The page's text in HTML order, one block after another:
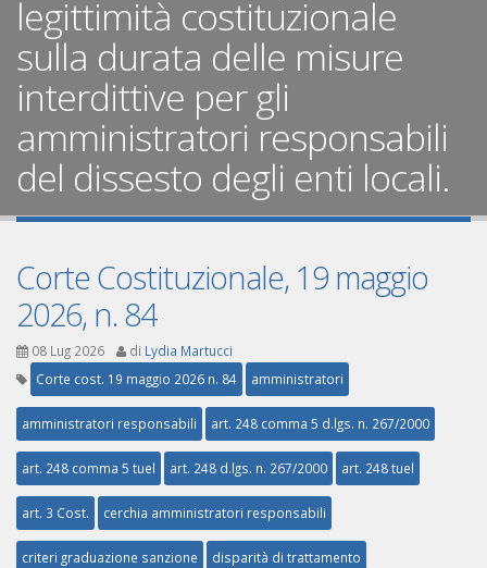
legittimità costituzionale
sulla durata delle misure
interdittive per gli
amministratori responsabili
del dissesto degli enti locali.
Corte Costituzionale, 19 maggio
2026, n. 84
08 Lug 2026 di Lydia Martucci
Corte cost. 19 maggio 2026 n. 84
amministratori
amministratori responsabili art. 248 comma 5 d.lgs. n. 267/2000
art. 248 comma 5 tuel art. 248 d.lgs. n. 267/2000 art. 248 tuel
art. 3 Cost. cerchia amministratori responsabili
criteri graduazione sanzione disparità di trattamento